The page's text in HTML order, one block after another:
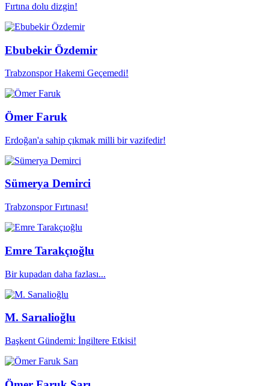
Fırtına dolu dizgin!
Ebubekir Özdemir
Trabzonspor Hakemi Geçemedi!
Ömer Faruk
Erdoğan'a sahip çıkmak milli bir vazifedir!
Sümerya Demirci
Trabzonspor Fırtınası!
Emre Tarakçıoğlu
Bir kupadan daha fazlası...
M. Sarıalioğlu
Başkent Gündemi: İngiltere Etkisi!